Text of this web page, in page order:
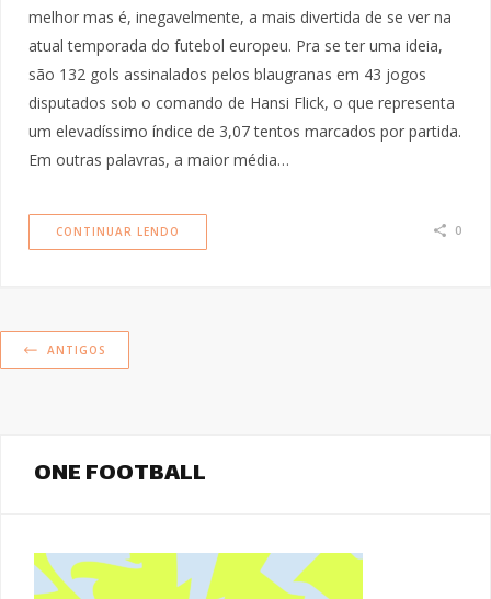
melhor mas é, inegavelmente, a mais divertida de se ver na
atual temporada do futebol europeu. Pra se ter uma ideia,
são 132 gols assinalados pelos blaugranas em 43 jogos
disputados sob o comando de Hansi Flick, o que representa
um elevadíssimo índice de 3,07 tentos marcados por partida.
Em outras palavras, a maior média…
CONTINUAR LENDO 0
ANTIGOS
ONE FOOTBALL